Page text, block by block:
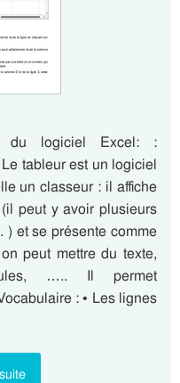
du logiciel Excel: :
tableur est un logiciel
un classeur : il affiche
peut y avoir plusieurs
et se présente comme
peut mettre du texte,
….. Il permet
: • Les lignes